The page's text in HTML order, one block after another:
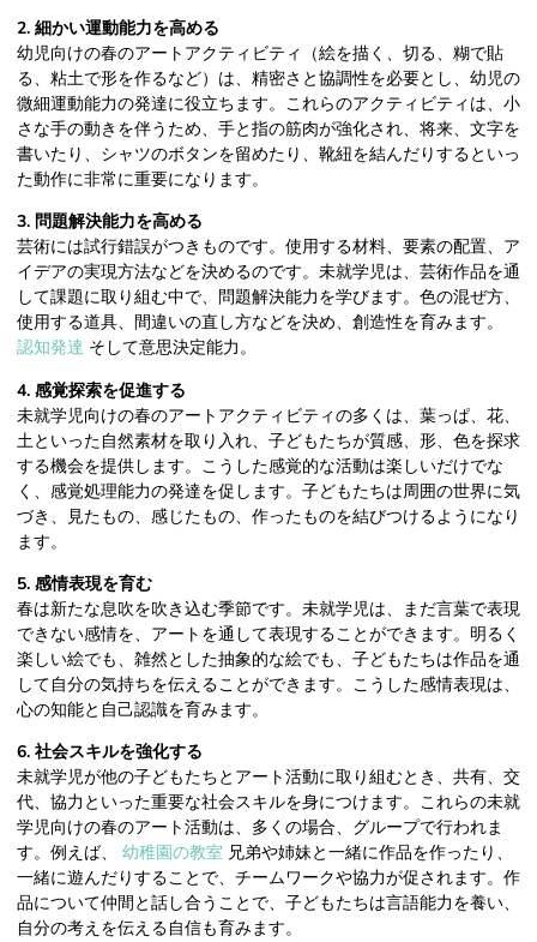
2. 細かい運動能力を高める
幼児向けの春のアートアクティビティ（絵を描く、切る、糊で貼
る、粘土で形を作るなど）は、精密さと協調性を必要とし、幼児の
微細運動能力の発達に役立ちます。これらのアクティビティは、小
さな手の動きを伴うため、手と指の筋肉が強化され、将来、文字を
書いたり、シャツのボタンを留めたり、靴紐を結んだりするといっ
た動作に非常に重要になります。
3. 問題解決能力を高める
芸術には試行錯誤がつきものです。使用する材料、要素の配置、ア
イデアの実現方法などを決めるのです。未就学児は、芸術作品を通
して課題に取り組む中で、問題解決能力を学びます。色の混ぜ方、
使用する道具、間違いの直し方などを決め、創造性を育みます。
認知発達 そして意思決定能力。
4. 感覚探索を促進する
未就学児向けの春のアートアクティビティの多くは、葉っぱ、花、
土といった自然素材を取り入れ、子どもたちが質感、形、色を探求
する機会を提供します。こうした感覚的な活動は楽しいだけでな
く、感覚処理能力の発達を促します。子どもたちは周囲の世界に気
づき、見たもの、感じたもの、作ったものを結びつけるようになり
ます。
5. 感情表現を育む
春は新たな息吹を吹き込む季節です。未就学児は、まだ言葉で表現
できない感情を、アートを通して表現することができます。明るく
楽しい絵でも、雑然とした抽象的な絵でも、子どもたちは作品を通
して自分の気持ちを伝えることができます。こうした感情表現は、
心の知能と自己認識を育みます。
6. 社会スキルを強化する
未就学児が他の子どもたちとアート活動に取り組むとき、共有、交
代、協力といった重要な社会スキルを身につけます。これらの未就
学児向けの春のアート活動は、多くの場合、グループで行われま
す。例えば、 幼稚園の教室 兄弟や姉妹と一緒に作品を作ったり、
一緒に遊んだりすることで、チームワークや協力が促されます。作
品について仲間と話し合うことで、子どもたちは言語能力を養い、
自分の考えを伝える自信も育みます。